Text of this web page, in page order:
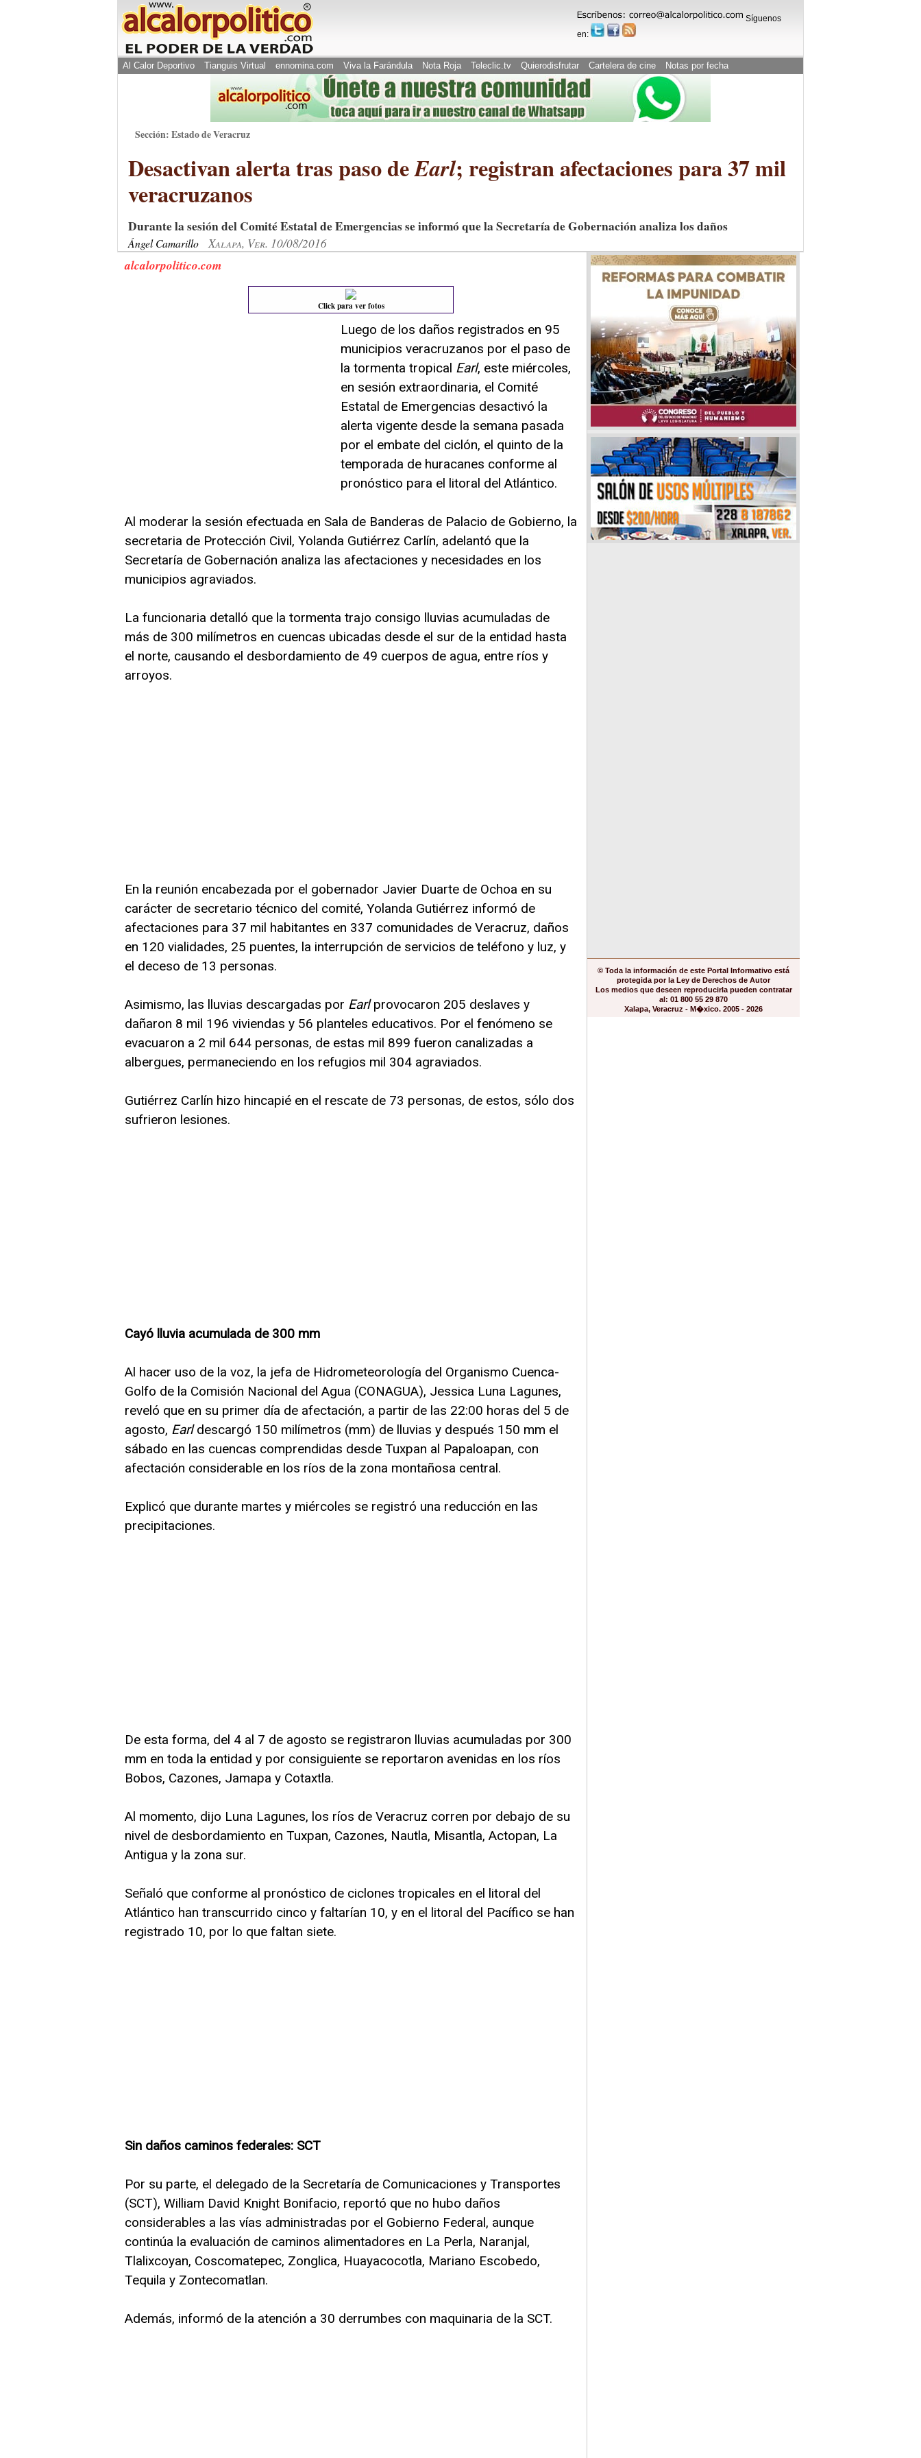
Síguenos
en:
Al Calor Deportivo Tianguis Virtual ennomina.com Viva la Farándula Nota Roja Teleclic.tv Quierodisfrutar Cartelera de cine Notas por fecha
Sección: Estado de Veracruz
Desactivan alerta tras paso deEarl; registran afectaciones para 37 mil
veracruzanos
Durante la sesión del Comité Estatal de Emergencias se informó que la Secretaría de Gobernación analiza los daños
Ángel Camarillo Xalapa, Ver. 10/08/2016
alcalorpolitico.com
Click para ver fotos
Luego de los daños registrados en 95
municipios veracruzanos por el paso de
la tormenta tropical Earl, este miércoles,
en sesión extraordinaria, el Comité
Estatal de Emergencias desactivó la
alerta vigente desde la semana pasada
por el embate del ciclón, el quinto de la
temporada de huracanes conforme al
pronóstico para el litoral del Atlántico.
Al moderar la sesión efectuada en Sala de Banderas de Palacio de Gobierno, la
secretaria de Protección Civil, Yolanda Gutiérrez Carlín, adelantó que la
Secretaría de Gobernación analiza las afectaciones y necesidades en los
municipios agraviados.
La funcionaria detalló que la tormenta trajo consigo lluvias acumuladas de
más de 300 milímetros en cuencas ubicadas desde el sur de la entidad hasta
el norte, causando el desbordamiento de 49 cuerpos de agua, entre ríos y
arroyos.
En la reunión encabezada por el gobernador Javier Duarte de Ochoa en su
carácter de secretario técnico del comité, Yolanda Gutiérrez informó de
afectaciones para 37 mil habitantes en 337 comunidades de Veracruz, daños
en 120 vialidades, 25 puentes, la interrupción de servicios de teléfono y luz, y
el deceso de 13 personas.
Asimismo, las lluvias descargadas por Earlprovocaron 205 deslaves y
dañaron 8 mil 196 viviendas y 56 planteles educativos. Por el fenómeno se
evacuaron a 2 mil 644 personas, de estas mil 899 fueron canalizadas a
albergues, permaneciendo en los refugios mil 304 agraviados.
Gutiérrez Carlín hizo hincapié en el rescate de 73 personas, de estos, sólo dos
sufrieron lesiones.
Cayó lluvia acumulada de 300 mm
Al hacer uso de la voz, la jefa de Hidrometeorología del Organismo Cuenca-
Golfo de la Comisión Nacional del Agua (CONAGUA), Jessica Luna Lagunes,
reveló que en su primer día de afectación, a partir de las 22:00 horas del 5 de
agosto, Earldescargó 150 milímetros (mm) de lluvias y después 150 mm el
sábado en las cuencas comprendidas desde Tuxpan al Papaloapan, con
afectación considerable en los ríos de la zona montañosa central.
Explicó que durante martes y miércoles se registró una reducción en las
precipitaciones.
De esta forma, del 4 al 7 de agosto se registraron lluvias acumuladas por 300
mm en toda la entidad y por consiguiente se reportaron avenidas en los ríos
Bobos, Cazones, Jamapa y Cotaxtla.
Al momento, dijo Luna Lagunes, los ríos de Veracruz corren por debajo de su
nivel de desbordamiento en Tuxpan, Cazones, Nautla, Misantla, Actopan, La
Antigua y la zona sur.
Señaló que conforme al pronóstico de ciclones tropicales en el litoral del
Atlántico han transcurrido cinco y faltarían 10, y en el litoral del Pacífico se han
registrado 10, por lo que faltan siete.
Sin daños caminos federales: SCT
Por su parte, el delegado de la Secretaría de Comunicaciones y Transportes
(SCT), William David Knight Bonifacio, reportó que no hubo daños
considerables a las vías administradas por el Gobierno Federal, aunque
continúa la evaluación de caminos alimentadores en La Perla, Naranjal,
Tlalixcoyan, Coscomatepec, Zonglica, Huayacocotla, Mariano Escobedo,
Tequila y Zontecomatlan.
Además, informó de la atención a 30 derrumbes con maquinaria de la SCT.
© Toda la información de este Portal Informativo está
protegida por la Ley de Derechos de Autor
Los medios que deseen reproducirla pueden contratar
al: 01 800 55 29 870
Xalapa, Veracruz - M�xico. 2005 - 2026